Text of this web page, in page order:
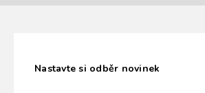
Nastavte si odběr novinek